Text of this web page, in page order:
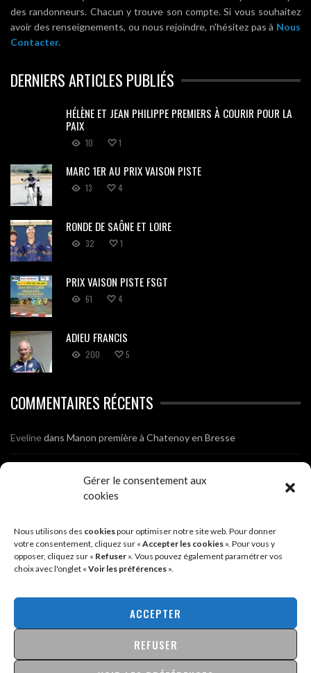
Gérer le consentement aux
cookies
Nous utilisons des cookiespour optimiser notre site web. Pour donner
votre consentement, cliquez sur « Accepter les cookies ». Pour vous y
opposer, cliquez sur « Refuser ». Vous pouvez également paramétrer vos
choix avec l'onglet « Voir les préférences ».
ACCEPTER
REFUSER
des randonneurs. Chacun y trouve son compte. Si vous souhaitez
avoir des renseignements, ou nous rejoindre, n'hésitez pas à Nous
Contacter.
DERNIERS ARTICLES PUBLIÉS
HÉLÈNE ET JEAN PHILIPPE PREMIERS À COURIR POUR LA
PAIX
10 1
MARC 1ER AU PRIX VAISON PISTE
13 4
RONDE DE SAÔNE ET LOIRE
32 1
PRIX VAISON PISTE FSGT
61 4
ADIEU FRANCIS
200 5
COMMENTAIRES RÉCENTS
Evelinedans Manon première à Chatenoy en Bresse
dansManon première à Saint Martin en Bresse
Jean Marc GautherondansPhotos de l’Assemblée Générale du
Club
Cyclocross de Brochon (21)
Cyclocross de Brochon (21)